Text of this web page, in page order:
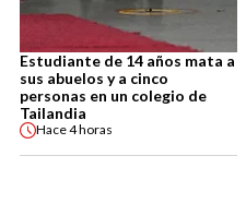
Estudiante de 14 años mata a
sus abuelos y a cinco
personas en un colegio de
Tailandia
Hace4 horas